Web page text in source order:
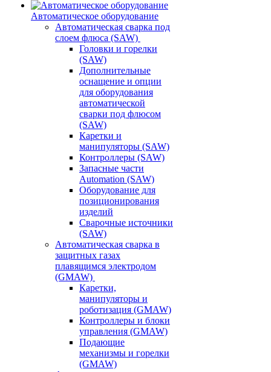
Автоматическое оборудование
Автоматическая сварка под
слоем флюса (SAW)
Головки и горелки
(SAW)
Дополнительные
оснащение и опции
для оборудования
автоматической
сварки под флюсом
(SAW)
Каретки и
манипуляторы (SAW)
Контроллеры (SAW)
Запасные части
Automation (SAW)
Оборудование для
позиционирования
изделий
Сварочные источники
(SAW)
Автоматическая сварка в
защитных газах
плавящимся электродом
(GMAW)
Каретки,
манипуляторы и
роботизация (GMAW)
Контроллеры и блоки
управления (GMAW)
Подающие
механизмы и горелки
(GMAW)